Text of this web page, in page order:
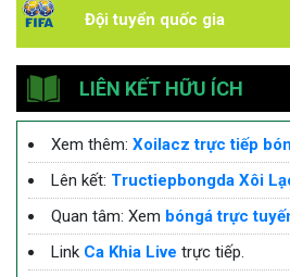
Đội tuyển quốc gia
LIÊN KẾT HỮU ÍCH
Xem thêm: Xoilacz trực tiếp
Lên kết: Tructiepbongda Xôi
Quan tâm: Xem bóngá trực
Link Ca Khia Live trực tiếp.